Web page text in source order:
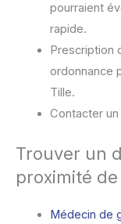
pourraient
rapide.
Prescription
ordonnance
Tille.
Contacter
Trouver un
proximité
Médecin de